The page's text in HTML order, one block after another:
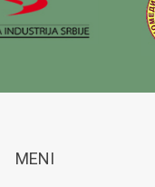
MENI